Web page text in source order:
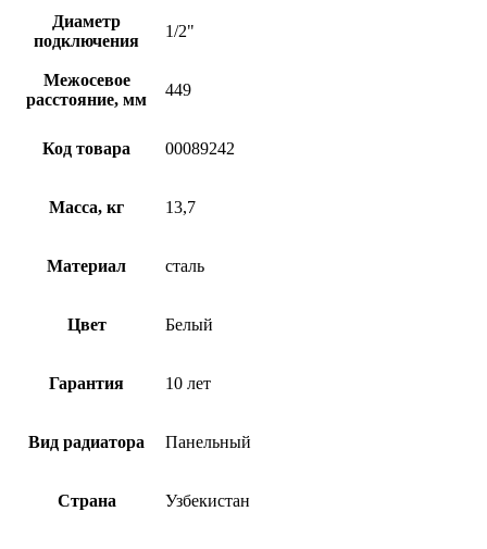
Диаметр
подключения
1/2"
Межосевое
расстояние, мм
449
Код товара 00089242
Масса, кг 13,7
Материал сталь
Цвет Белый
Гарантия 10 лет
Вид радиатора Панельный
Страна Узбекистан